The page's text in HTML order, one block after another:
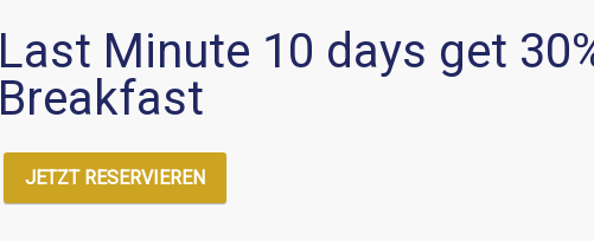
Last Minute 10 days get
Breakfast
JETZT RESERVIEREN